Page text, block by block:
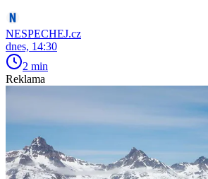
NESPECHEJ.cz
dnes, 14:30
2 min
Reklama